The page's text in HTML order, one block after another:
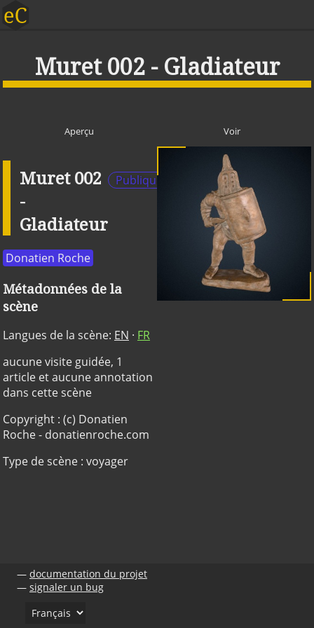
Muret 002 - Gladiateur
Aperçu Voir
Muret 002
-
Gladiateur
Publique
Donatien Roche
Métadonnées de la
scène
Langues de la scène: EN · FR
aucune visite guidée, 1
article et aucune annotation
dans cette scène
Copyright : (c) Donatien
Roche - donatienroche.com
Type de scène : voyager
documentation du projet
signaler un bug